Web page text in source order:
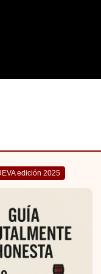
edición 2025